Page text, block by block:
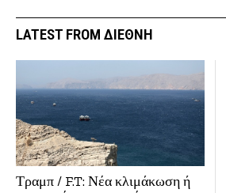
LATEST FROM ΔΙΕΘΝΗ
Τραμπ / F.T: Νέα κλιμάκωση ή